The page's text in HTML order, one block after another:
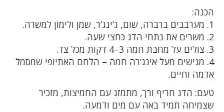
הכנה:
1. מערבבים ברברה, שום, ג’ינג’ר, שמן ולימון למשרה.
2. משרים את נתחי הדג כחצי שעה.
3. צולים על מחבת חמה 3–4 דקות מכל צד.
4. מגישים מעל אינג’רה חמה – הלחם האתיופי שמסמל
אדמה וחיים.
טעם: הדג חריף ורך, מתמזג עם החמיצות, מזכיר
שצמיחה תמיד באה עם מים ודמעה.